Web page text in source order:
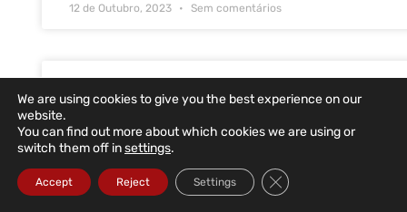
12 de Outubro, 2023 Sem comentários
DataRoad obtém distinção pelo
2023 MELHORES PME PORTUGAL. A
DataRoad cumpriu os requisitos de
acesso e apresentou um índice de
We are using cookies to give you the best experience on our
website.
You can find out more about which cookies we are using or
switch them off insettings.
Accept Reject Settings Close GDPR Cookie